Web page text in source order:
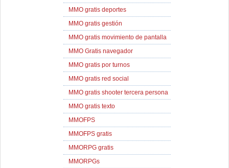
MMO gratis deportes
MMO gratis gestión
MMO gratis movimiento de pantalla
MMO Gratis navegador
MMO gratis por turnos
MMO gratis red social
MMO gratis shooter tercera persona
MMO gratis texto
MMOFPS
MMOFPS gratis
MMORPG gratis
MMORPGs